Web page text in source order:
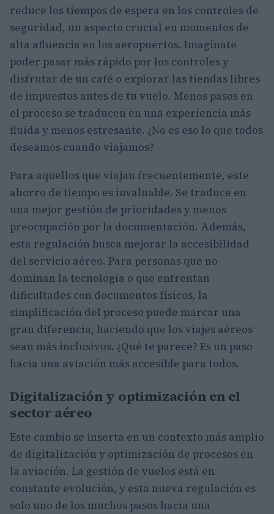
reduce los tiempos de espera en los controles de
seguridad, un aspecto crucial en momentos de
alta afluencia en los aeropuertos. Imagínate
poder pasar más rápido por los controles y
disfrutar de un café o explorar las tiendas libres
de impuestos antes de tu vuelo. Menos pasos en
el proceso se traducen en una experiencia más
fluida y menos estresante. ¿No es eso lo que todos
deseamos cuando viajamos?
Para aquellos que viajan frecuentemente, este
ahorro de tiempo es invaluable. Se traduce en
una mejor gestión de prioridades y menos
preocupación por la documentación. Además,
esta regulación busca mejorar la accesibilidad
del servicio aéreo. Para personas que no
dominan la tecnología o que enfrentan
dificultades con documentos físicos, la
simplificación del proceso puede marcar una
gran diferencia, haciendo que los viajes aéreos
sean más inclusivos. ¿Qué te parece? Es un paso
hacia una aviación más accesible para todos.
Digitalización y optimización en el
sector aéreo
Este cambio se inserta en un contexto más amplio
de digitalización y optimización de procesos en
la aviación. La gestión de vuelos está en
constante evolución, y esta nueva regulación es
solo uno de los muchos pasos hacia una